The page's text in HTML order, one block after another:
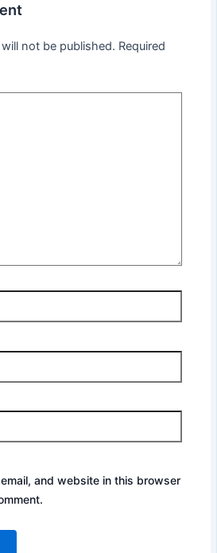
not be published. Required
and website in this browser